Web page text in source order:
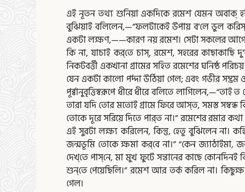
এই নূতন তথ্য শুনিয়া একদিকে রমেশ যেমন অবাক্‌ হইয়া
বুঝিয়াই বলিলেন,—“ফলটাকেই উপায় ব’লে ভুল
একটা লক্ষণ,——কারণ নয় রমেশ। সেটা সকলের আগে
কি না, যাচাই কর্‌তে চাস্‌, রমেশ, সহরের কাছাকাছি
নিকটবর্ত্তী একখানা গ্রামের সহিত রমেশের ঘনিষ্ঠ
যেন একটা কালো পর্দ্দা উঠিয়া গেল; এবং গভীর সম্ভ্রম
পূর্ব্বানুবৃত্তিস্বরূপে ধীরে ধীরে বলিতে
তারা যদি তোর মতোই গ্রামে ফিরে আস্‌ত, সমস্ত সম্বন্ধ
তোকে দূরে সরিয়ে দিতে পার্‌ত না।” রমেশের রমার
এই সুরটা লক্ষ্য করিলেন, কিন্তু, হেতু বুঝিলেন না।
জন্মভূমি তোকে ক্ষমা কর্‌বে না।” “কেন
দেখ্‌তে পাস্‌নে, মা মুখ ফুটে সন্তানের কাছে
শুন্‌তে পেয়েছিলি।” রমেশ আর তর্ক করিল না। কিছুক্ষণ
গেল।